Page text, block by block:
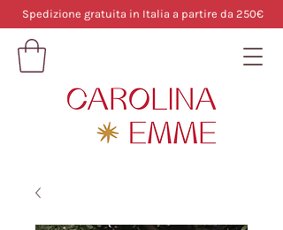
Spedizione gratuita in Italia a partire da 250€